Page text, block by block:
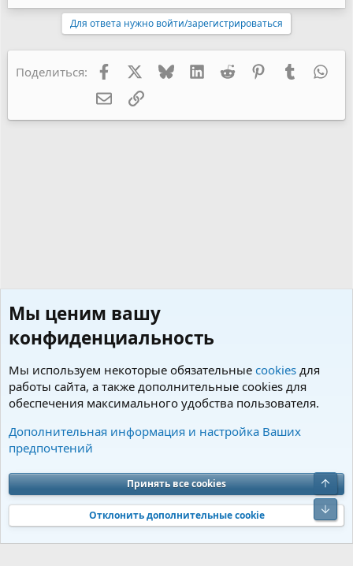
Для ответа нужно войти/зарегистрироваться
Поделиться: Facebook BlueskyLinkedInReddit PinterestTumblr
Электронная почта
Ссылка
Генетика
Cookies Charm by DCom
Обратная связь
Условия и правила
Политика конфиденциальности
Помощь
S
S
Community platform by XenForo® © 2010-2026 XenForo Ltd. Перевод от
Jumuro®|Media embeds via s9e/MediaSites
Мы ценим вашу
конфиденциальность
Мы используем некоторые обязательные cookies для
работы сайта, а также дополнительные cookies для
обеспечения максимального удобства пользователя.
Дополнительная информация и настройка Ваших
предпочтений
Принять все cookies
Отклонить дополнительные cookie
Верх
Низ